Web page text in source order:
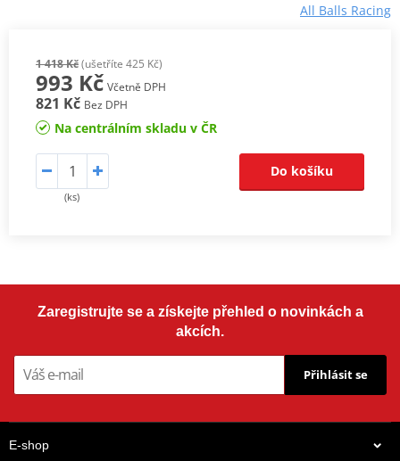
All Balls Racing
1 418 Kč(ušetříte 425 Kč)
993 Kč Včetně DPH
821 Kč Bez DPH
Na centrálním skladu v ČR
(ks)
Do košíku
Zaregistrujte se a získejte přehled o novinkách a
akcích.
Přihlásit se
E-shop